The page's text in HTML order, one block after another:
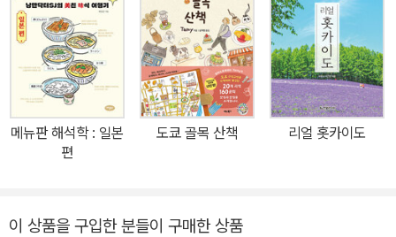
림, 아기자기한 조미료까지 400가지 밥도둑! 몰랐다면 평생 놓칠 뻔
한 진짜 일본의 맛 일본인의 식탁에는 어떤 반찬이 올라올까? 여기,
일본에서 사랑받는 대표 밥도둑을 한자리에 모았다. 1부에서는 고기
와 생선, 채소로 만든 다양한 메인 반찬을 소개한다. 탱글탱글하고 쫄
깃쫄깃한 어묵과 고소한 건어물 반찬, 누구나 좋아하는 햄과 소시지,
아삭한 채소로 만든 각종 절임, 그리고 한국에서는 보기 힘든 각양각
밥에 뿌려서 볶기만 하면 완성되는 간편식, 먹을수록 맛있는 와사비
메뉴판 해석학 : 일본
편
도쿄 골목 산책 리얼 홋카이도
이 상품을 구입한 분들이 구매한 상품